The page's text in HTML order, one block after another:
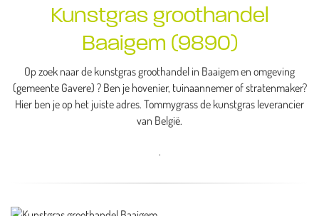
Kunstgras groothandel
Baaigem (9890)
Op zoek naar de kunstgras groothandel in Baaigem en omgeving
(gemeente Gavere) ? Ben je hovenier, tuinaannemer of stratenmaker?
Hier ben je op het juiste adres. Tommygrass de kunstgras leverancier
van België.
.